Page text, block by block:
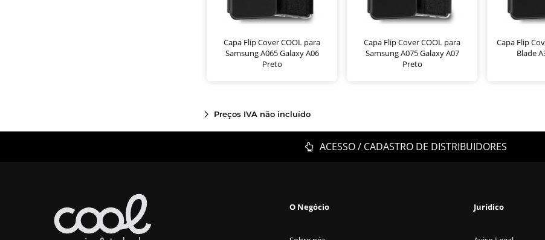
Capa Flip Cover COOL para
Samsung A065 Galaxy A06
Preto
Capa Flip Cover COOL para
Samsung A075 Galaxy A07
Preto
Capa Flip
Blade
Preços IVA não incluído
ACESSO / CADASTRO DE DISTRIBUIDORES
O Negócio Jurídico